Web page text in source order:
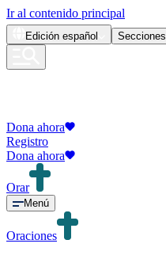
Ir al contenido principal
Edición español Secciones
Dona ahora
Registro
Dona ahora
Orar
Menú
Oraciones